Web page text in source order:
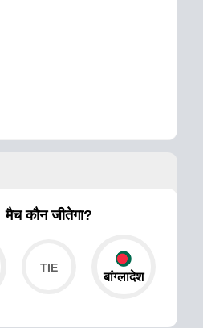
मैच कौन जीतेगा?
बांग्लादेश